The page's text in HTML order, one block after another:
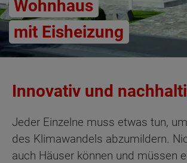
Wohnhaus
mit Eisheizung
Innovativ und
Jeder Einzelne muss etwas tun,
des Klimawandels abzumildern.
auch Häuser können und müssen